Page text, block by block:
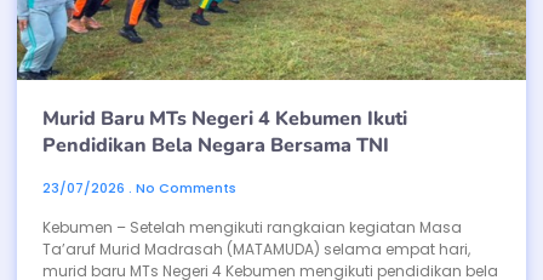
Murid Baru MTs Negeri 4 Kebumen Ikuti
Pendidikan Bela Negara Bersama TNI
23/07/2026 No Comments
Kebumen – Setelah mengikuti rangkaian kegiatan Masa
Ta’aruf Murid Madrasah (MATAMUDA) selama empat hari,
murid baru MTs Negeri 4 Kebumen mengikuti pendidikan bela